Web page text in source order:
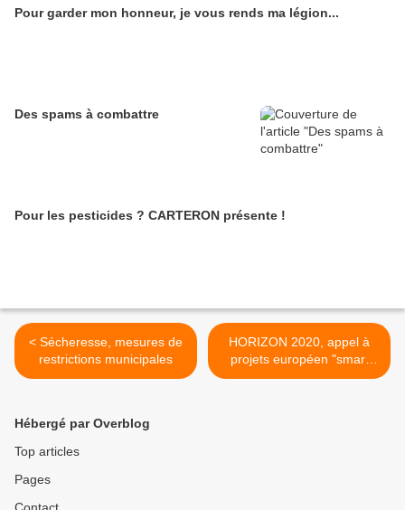
Pour garder mon honneur, je vous rends ma légion...
Des spams à combattre
Pour les pesticides ? CARTERON présente !
< Sécheresse, mesures de
restrictions municipales
HORIZON 2020, appel à
projets européen "smart
city" >
Hébergé par Overblog
Top articles
Pages